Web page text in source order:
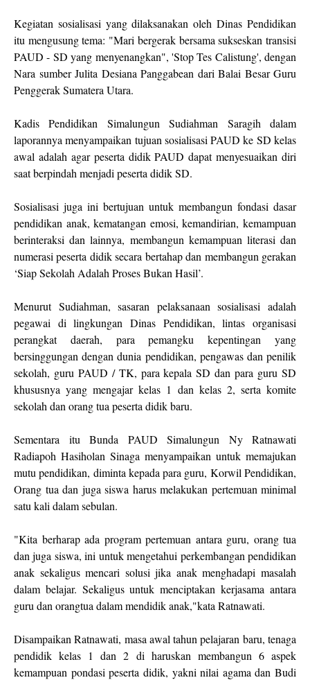
Kegiatan sosialisasi yang dilaksanakan oleh Dinas Pendidikan
itu mengusung tema: "Mari bergerak bersama sukseskan transisi
PAUD - SD yang menyenangkan", 'Stop Tes Calistung', dengan
Nara sumber Julita Desiana Panggabean dari Balai Besar Guru
Penggerak Sumatera Utara.
Kadis Pendidikan Simalungun Sudiahman Saragih dalam
laporannya menyampaikan tujuan sosialisasi PAUD ke SD kelas
awal adalah agar peserta didik PAUD dapat menyesuaikan diri
saat berpindah menjadi peserta didik SD.
Sosialisasi juga ini bertujuan untuk membangun fondasi dasar
pendidikan anak, kematangan emosi, kemandirian, kemampuan
berinteraksi dan lainnya, membangun kemampuan literasi dan
numerasi peserta didik secara bertahap dan membangun gerakan
‘Siap Sekolah Adalah Proses Bukan Hasil’.
Menurut Sudiahman, sasaran pelaksanaan sosialisasi adalah
pegawai di lingkungan Dinas Pendidikan, lintas organisasi
perangkat daerah, para pemangku kepentingan yang
bersinggungan dengan dunia pendidikan, pengawas dan penilik
sekolah, guru PAUD / TK, para kepala SD dan para guru SD
khususnya yang mengajar kelas 1 dan kelas 2, serta komite
sekolah dan orang tua peserta didik baru.
Sementara itu Bunda PAUD Simalungun Ny Ratnawati
Radiapoh Hasiholan Sinaga menyampaikan untuk memajukan
mutu pendidikan, diminta kepada para guru, Korwil Pendidikan,
Orang tua dan juga siswa harus melakukan pertemuan minimal
satu kali dalam sebulan.
"Kita berharap ada program pertemuan antara guru, orang tua
dan juga siswa, ini untuk mengetahui perkembangan pendidikan
anak sekaligus mencari solusi jika anak menghadapi masalah
dalam belajar. Sekaligus untuk menciptakan kerjasama antara
guru dan orangtua dalam mendidik anak,"kata Ratnawati.
Disampaikan Ratnawati, masa awal tahun pelajaran baru, tenaga
pendidik kelas 1 dan 2 di haruskan membangun 6 aspek
kemampuan pondasi peserta didik, yakni nilai agama dan Budi